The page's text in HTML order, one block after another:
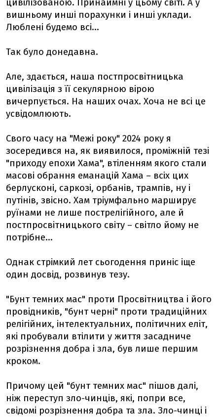
цивілізованою. Принаймні у цьому світі. А у
вишньому инші порахунки і инші уклади.
Люблені будемо всі...
Так було донедавна.
Але, здається, наша постпросвітницька
цивілізація з її секулярною вірою
вичерпується. На наших очах. Хоча не всі це
усвідомлюють.
Свого часу на "Межі року" 2024 року я
зосередився на, як виявилося, проміжній тезі
"приходу епохи Хама", втіленням якого стали
масові обрання еманацій Хама – всіх цих
берлусконі, саркозі, орбанів, трампів, ну і
путінів, звісно. Хам тріумфально марширує
руїнами не лише пострелігійного, але й
постпросвітницького світу – світло йому не
потрібне...
Однак стрімкий лет сьогодення приніс іще
один досвід, розвинув тезу.
"Бунт темних мас" проти Просвітництва і його
провідників, "бунт черні" проти традиційних
релігійних, інтелектуальних, політичних еліт,
які пробували втілити у життя засадниче
розрізнення добра і зла, був лише першим
кроком.
Причому цей "бунт темних мас" пішов далі,
ніж переступ зло-чинців, які, попри все,
свідомі розрізнення добра та зла. Зло-чинці і